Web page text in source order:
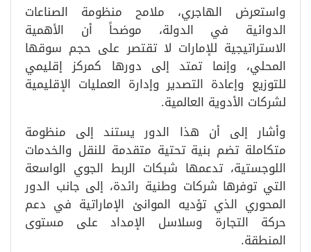
واستعرض الهاجري، ملامح منظومة الصناعات
الدوائية في الدولة، موضحاً أن الأهمية
الاستراتيجية للإمارات لا تقتصر على حجم سوقها
المحلي، وإنما تمتد إلى دورها كمركز إقليمي
للتوزيع وإعادة التصدير وإدارة العمليات الإقليمية
لشركات الأدوية العالمية.
وأشار إلى أن هذا الدور يستند إلى منظومة
متكاملة تضم بنية تحتية متقدمة للنقل والخدمات
اللوجستية، تدعمها شبكات الربط الجوي الواسعة
التي توفرها شركات وطنية رائدة، إلى جانب الدور
المحوري الذي تؤديه الموانئ الإماراتية في دعم
حركة التجارة وسلاسل الإمداد على مستوى
المنطقة.